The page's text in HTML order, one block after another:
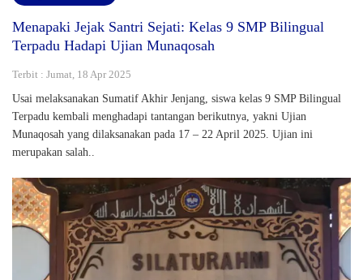
Menapaki Jejak Santri Sejati: Kelas 9 SMP Bilingual
Terpadu Hadapi Ujian Munaqosah
Terbit : Jumat, 18 Apr 2025
Usai melaksanakan Sumatif Akhir Jenjang, siswa kelas 9 SMP Bilingual
Terpadu kembali menghadapi tantangan berikutnya, yakni Ujian
Munaqosah yang dilaksanakan pada 17 – 22 April 2025. Ujian ini
merupakan salah..